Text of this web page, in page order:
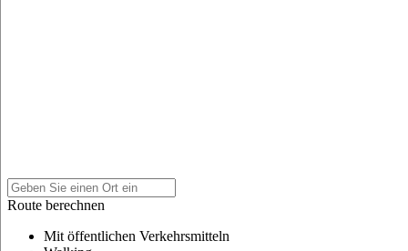
Route berechnen
Mit öffentlichen Verkehrsmitteln